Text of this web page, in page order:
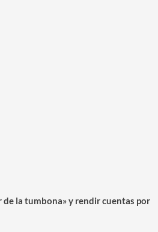
de la tumbona» y rendir cuentas por